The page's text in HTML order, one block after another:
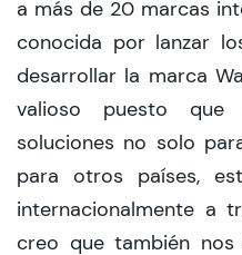
a más de 20 marcas
conocida por lanzar
desarrollar la marca
valioso puesto que
soluciones no solo
para otros países,
internacionalmente a
creo que también